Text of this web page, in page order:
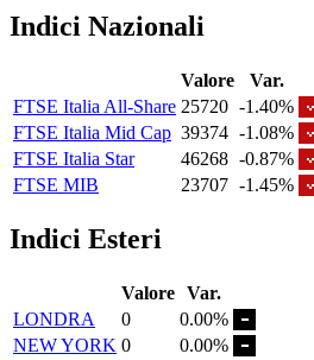
Indici Nazionali
Valore
Var.
FTSE Italia All-Share 25720 -1.40%
FTSE Italia Mid Cap 39374 -1.08%
FTSE Italia Star
46268 -0.87%
FTSE MIB
23707 -1.45%
Indici Esteri
Valore Var.
LONDRA
0
0.00%
NEW YORK 0
0.00%